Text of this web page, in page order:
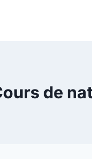
de